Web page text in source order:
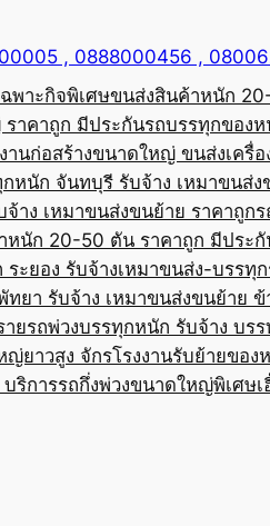
, 0888000456 ,
ฉพาะกิจพิเศษขนส่งสินค้าหนัก
าคาถูก มีประกันรถบรรทุกของห
านก่อสร้างขนาดใหญ่ ขนส่งเค
หนัก จันทบุรี รับจ้าง เหมาขนส่ง
าง เหมาขนส่งขนย้าย ราคาถูก
หนัก 20-50 ตัน ราคาถูก มีประ
ระยอง รับจ้างเหมาขนส่ง-บรรทุ
ทยา รับจ้าง เหมาขนส่งขนย้าย
ยรถพ่วงบรรทุกหนัก รับจ้าง บร
ยาวสูง จักรโรงงานรับย้ายของ
ริการรถกึ่งพ่วงขนาดใหญ่พิเศษ